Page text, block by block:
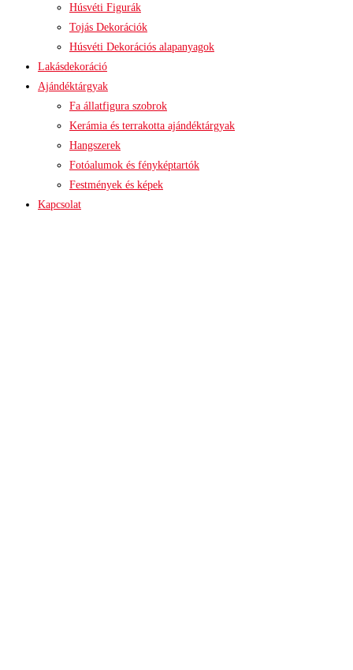
Húsvéti Figurák
Tojás Dekorációk
Húsvéti Dekorációs alapanyagok
Lakásdekoráció
Ajándéktárgyak
Fa állatfigura szobrok
Kerámia és terrakotta ajándéktárgyak
Hangszerek
Fotóalumok és fényképtartók
Festmények és képek
Kapcsolat